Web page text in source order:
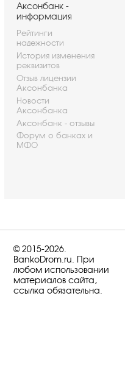
Аксонбанк -
информация
Рейтинги
надежности
История изменения
реквизитов
Отзыв лицензии
Аксонбанка
Новости
Аксонбанка
Аксонбанк - отзывы
Форум о банках и
МФО
© 2015-2026.
BankoDrom.ru. При
любом использовании
материалов сайта,
ссылка обязательна.